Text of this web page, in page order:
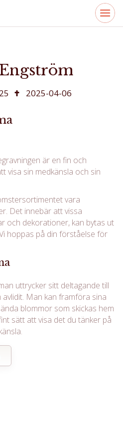
Engström
2025-04-06
är en fin och
visa sin medkänsla och sin
vara
Det innebär att vissa
och dekorationer, kan bytas ut
hoppas på din förståelse för
uttrycker sitt deltagande till
Man kan framföra sina
blommor som skickas hem
sätt att visa det du tänker på